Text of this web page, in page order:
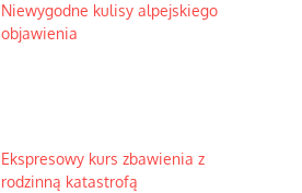
Niewygodne kulisy alpejskiego
objawienia
Ekspresowy kurs zbawienia z
rodzinną katastrofą